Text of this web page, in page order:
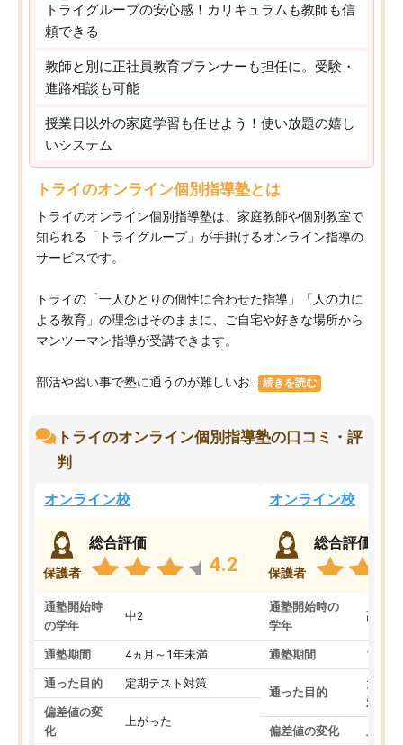
トライグループの安心感！カリキュラムも教師も信
頼できる
教師と別に正社員教育プランナーも担任に。受験・
進路相談も可能
授業日以外の家庭学習も任せよう！使い放題の嬉し
いシステム
トライのオンライン個別指導塾とは
トライのオンライン個別指導塾は、家庭教師や個別教室で
知られる「トライグループ」が手掛けるオンライン指導の
サービスです。
トライの「一人ひとりの個性に合わせた指導」「人の力に
よる教育」の理念はそのままに、ご自宅や好きな場所から
マンツーマン指導が受講できます。
部活や習い事で塾に通うのが難しいお... 続きを読む
トライのオンライン個別指導塾の口コミ・評
判
オンライン校
保護者
総合評価
4.2
通塾開始時
の学年
中2
通塾期間 4ヵ月～1年未満
通った目的 定期テスト対策
偏差値の変
化
上がった
オンライン校
保護者
総合評価
通塾開始時の
学年
高3
通塾期間 1～3
通った目的
大学
対策
偏差値の変化